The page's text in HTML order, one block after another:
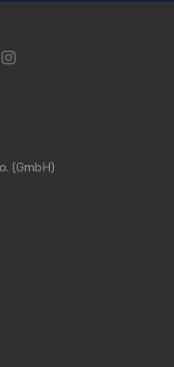
(GmbH)